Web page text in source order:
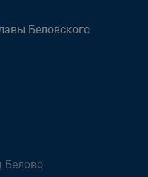
Беловского
Белово